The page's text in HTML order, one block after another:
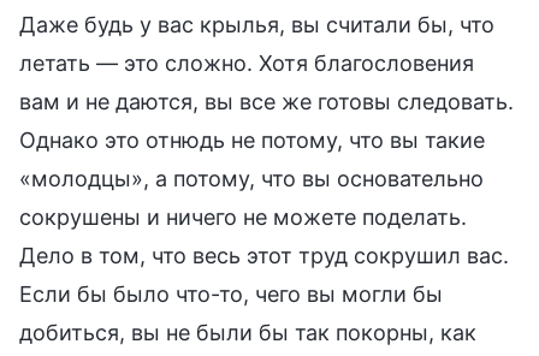
Даже будь у вас крылья, вы считали бы, что
летать — это сложно. Хотя благословения
вам и не даются, вы все же готовы следовать.
Однако это отнюдь не потому, что вы такие
«молодцы», а потому, что вы основательно
сокрушены и ничего не можете поделать.
Дело в том, что весь этот труд сокрушил вас.
Если бы было что-то, чего вы могли бы
добиться, вы не были бы так покорны, как